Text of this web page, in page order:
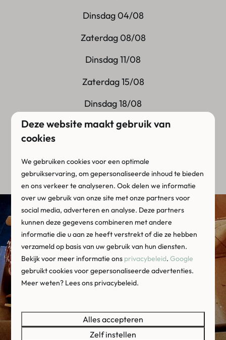
Dinsdag 04/08
Zaterdag 08/08
Dinsdag 11/08
Zaterdag 15/08
Dinsdag 18/08
Zaterdag 22/08
Zaterdag 29/08
Deze website maakt gebruik van
cookies
We gebruiken cookies voor een optimale
gebruikservaring, om gepersonaliseerde inhoud te bieden
en ons verkeer te analyseren. Ook delen we informatie
over uw gebruik van onze site met onze partners voor
social media, adverteren en analyse. Deze partners
kunnen deze gegevens combineren met andere
informatie die u aan ze heeft verstrekt of die ze hebben
verzameld op basis van uw gebruik van hun diensten.
Bekijk voor meer informatie ons privacybeleid.Google
gebruikt cookies voor gepersonaliseerde advertenties.
Meer weten? Lees ons privacybeleid.
Alles accepteren
Zelf instellen